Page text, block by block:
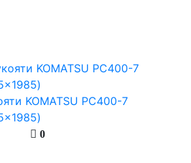
KOMATSU PC400-7
0